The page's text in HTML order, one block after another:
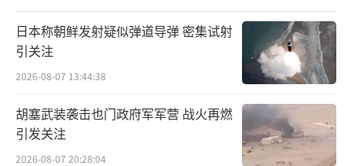
途电子扫描阵列”雷达更换为更先进的雷达型
号，以强化反隐形能力。这些改动是如今E-7交
付延误的主要原因之一。
而在E-7出局后，美国空军考虑采购海军的
E-2D“鹰眼”舰载预警机“救急”。但这种做
法受到诸多质疑。美国“突发防务”网站称，E
日本称朝鲜发射疑似弹道导弹 密集试射
引关注
2026-08-07 13:44:38
胡塞武装袭击也门政府军军营 战火再燃
引发关注
2026-08-07 20:28:04